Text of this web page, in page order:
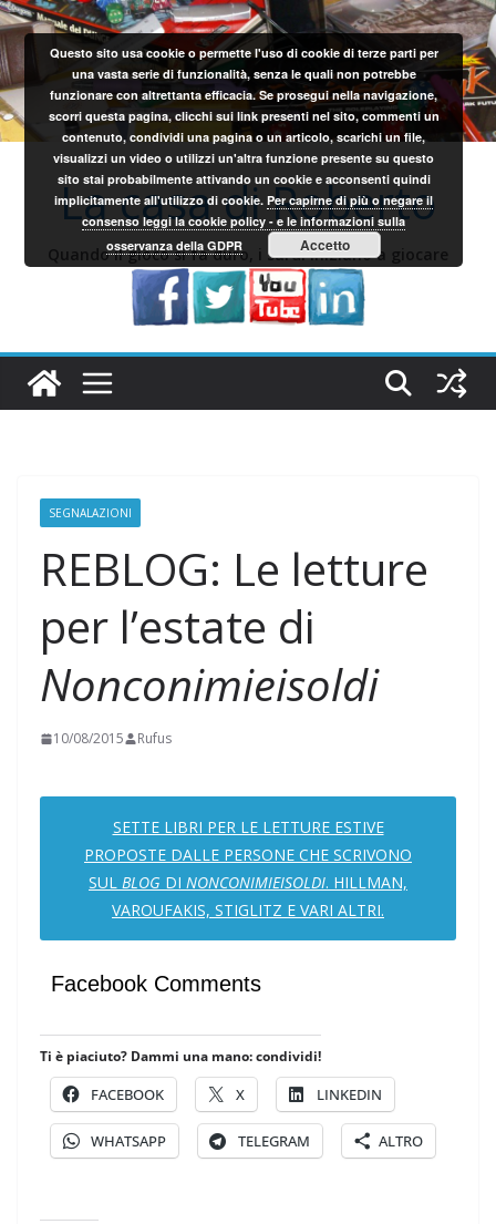
Salta
al
contenuto
La casa di Roberto
Quando il gioco si fa duro, i sardi iniziano a giocare
SEGNALAZIONI
REBLOG: Le letture
per l’estate di
Nonconimieisoldi
10/08/2015 Rufus
SETTE LIBRI PER LE LETTURE ESTIVE
PROPOSTE DALLE PERSONE CHE SCRIVONO
SUL BLOG DI NONCONIMIEISOLDI. HILLMAN,
VAROUFAKIS, STIGLITZ E VARI ALTRI.
Facebook Comments
Ti è piaciuto? Dammi una mano: condividi!
FACEBOOK X LINKEDIN
WHATSAPP TELEGRAM ALTRO
Questo sito usa cookie o permette l'uso di cookie di terze parti per
una vasta serie di funzionalità, senza le quali non potrebbe
funzionare con altrettanta efficacia. Se prosegui nella navigazione,
scorri questa pagina, clicchi sui link presenti nel sito, commenti un
contenuto, condividi una pagina o un articolo, scarichi un file,
visualizzi un video o utilizzi un'altra funzione presente su questo
sito stai probabilmente attivando un cookie e acconsenti quindi
implicitamente all'utilizzo di cookie.Per capirne di più o negare il
consenso leggi la cookie policy - e le informazioni sulla
osservanza della GDPR
Accetto